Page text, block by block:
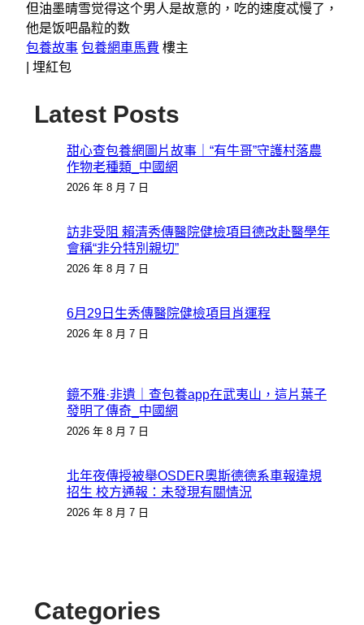
但油墨晴雪觉得这个男人是故意的，吃的速度忒慢了，
他是饭吧晶粒的数
包養故事 包養網車馬費 樓主
埋紅包
Latest Posts
甜心查包養網圖片故事｜“有牛哥”守護村落農
作物老種類_中國網
2026 年 8 月 7 日
訪非受阻 賴清秀傳醫院健檢項目德改赴醫學年
會稱“非分特別親切”
2026 年 8 月 7 日
6月29日生秀傳醫院健檢項目肖運程
2026 年 8 月 7 日
鏡不雅·非遺｜查包養app在武夷山，這片葉子
發明了傳奇_中國網
2026 年 8 月 7 日
北年夜傳授被舉OSDER奧斯德德系車報違規
招生 校方通報：未發現有關情況
2026 年 8 月 7 日
Categories